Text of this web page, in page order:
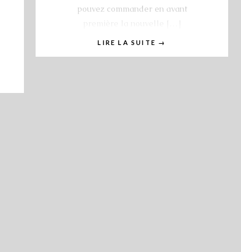
pouvez commander en avant
LIRE LA SUITE →